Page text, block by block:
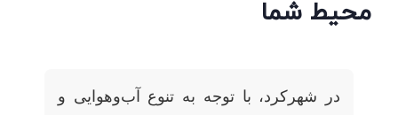
محیط شما
در شهرکرد، با توجه به تنوع آب‌وهوایی و